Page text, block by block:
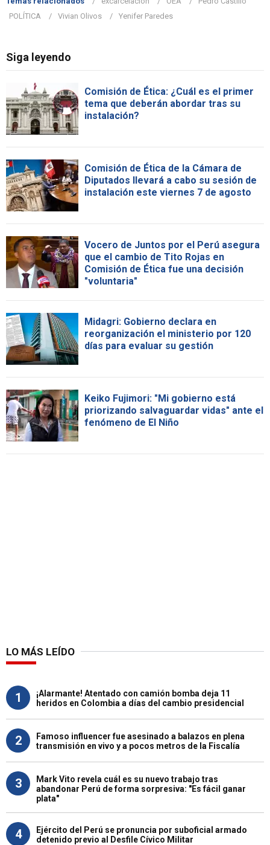
POLÍTICA
Vivian Olivos Yenifer Paredes
Siga leyendo
Comisión de Ética: ¿Cuál es el primer
tema que deberán abordar tras su
instalación?
Comisión de Ética de la Cámara de
Diputados llevará a cabo su sesión de
instalación este viernes 7 de agosto
Vocero de Juntos por el Perú asegura
que el cambio de Tito Rojas en
Comisión de Ética fue una decisión
"voluntaria"
Midagri: Gobierno declara en
reorganización el ministerio por 120
días para evaluar su gestión
Keiko Fujimori: "Mi gobierno está
priorizando salvaguardar vidas" ante el
fenómeno de El Niño
LO MÁS LEÍDO
1
¡Alarmante! Atentado con camión bomba deja 11
heridos en Colombia a días del cambio presidencial
2
Famoso influencer fue asesinado a balazos en plena
transmisión en vivo y a pocos metros de la Fiscalía
3
Mark Vito revela cuál es su nuevo trabajo tras
abandonar Perú de forma sorpresiva: "Es fácil ganar
plata"
4
Ejército del Perú se pronuncia por suboficial armado
detenido previo al Desfile Cívico Militar